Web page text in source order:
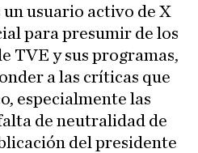
un usuario activo de X
para presumir de los
TVE y sus programas,
a las críticas que
especialmente las
de neutralidad de
del presidente